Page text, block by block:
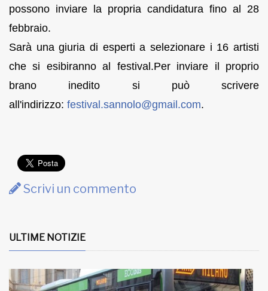
possono inviare la propria candidatura fino al 28
febbraio.
Sarà una giuria di esperti a selezionare i 16 artisti
che si esibiranno al festival.Per inviare il proprio
brano inedito si può scrivere
all'indirizzo: festival.sannolo@gmail.com.
Scrivi un commento
ULTIME NOTIZIE